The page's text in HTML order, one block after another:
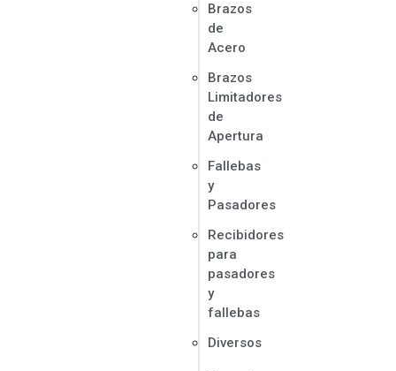
Brazos
de
Acero
Brazos
Limitadores
de
Apertura
Fallebas
y
Pasadores
Recibidores
para
pasadores
y
fallebas
Diversos